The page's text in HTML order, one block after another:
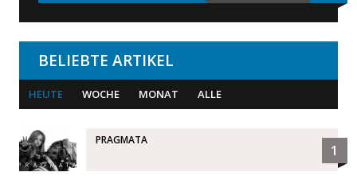
BELIEBTE ARTIKEL
HEUTE WOCHE MONAT ALLE
PRAGMATA
1